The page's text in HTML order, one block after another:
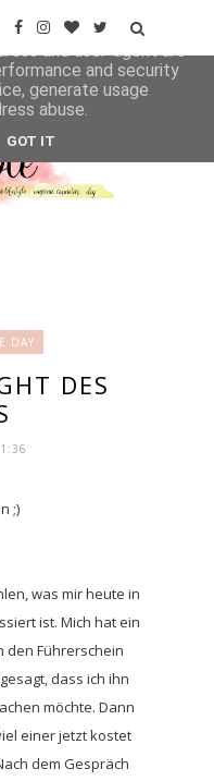
DAY
DES
;)
was mir heute in
ist. Mich hat ein
den Führerschein
dass ich ihn
möchte. Dann
einer jetzt kostet
dem Gespräch
to deliver its services
and user-agent are
and security
generate usage
abuse.
GOT IT